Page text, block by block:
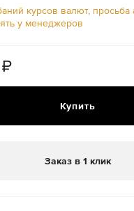
курсов валют, просьба
у менеджеров
₽
Купить
Заказ в 1 клик